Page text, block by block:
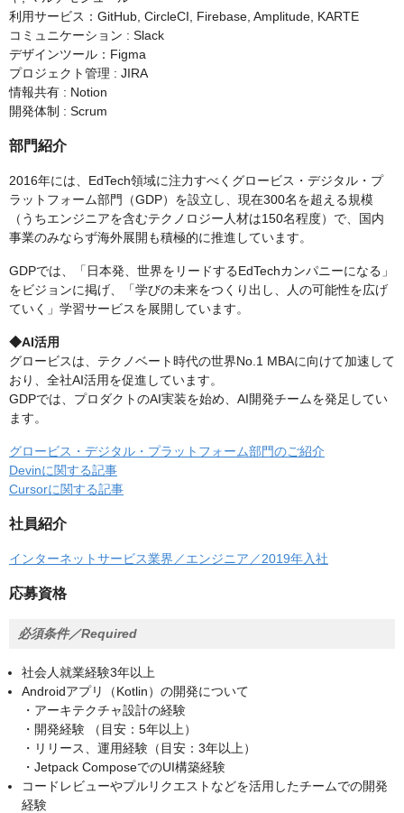
利用サービス：GitHub, CircleCI, Firebase, Amplitude, KARTE
コミュニケーション : Slack
デザインツール：Figma
プロジェクト管理 : JIRA
情報共有 : Notion
開発体制 : Scrum
部門紹介
2016年には、EdTech領域に注力すべくグロービス・デジタル・プ
ラットフォーム部門（GDP）を設立し、現在300名を超える規模
（うちエンジニアを含むテクノロジー人材は150名程度）で、国内
事業のみならず海外展開も積極的に推進しています。
GDPでは、「日本発、世界をリードするEdTechカンパニーになる」
をビジョンに掲げ、「学びの未来をつくり出し、人の可能性を広げ
ていく」学習サービスを展開しています。
◆AI活用
グロービスは、テクノベート時代の世界No.1 MBAに向けて加速して
おり、全社AI活用を促進しています。
GDPでは、プロダクトのAI実装を始め、AI開発チームを発足してい
ます。
グロービス・デジタル・プラットフォーム部門のご紹介
Devinに関する記事
Cursorに関する記事
社員紹介
インターネットサービス業界／エンジニア／2019年入社
応募資格
必須条件／Required
社会人就業経験3年以上
Androidアプリ（Kotlin）の開発について
・アーキテクチャ設計の経験
・開発経験 （目安：5年以上）
・リリース、運用経験（目安：3年以上）
・Jetpack ComposeでのUI構築経験
コードレビューやプルリクエストなどを活用したチームでの開発
経験